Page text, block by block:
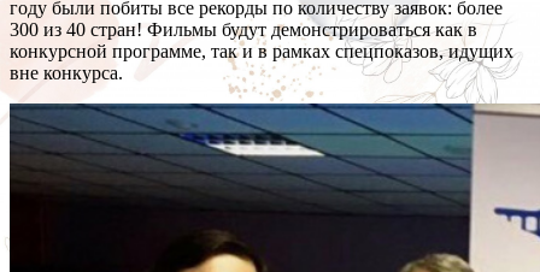
году были побиты все рекорды по количеству заявок: более
300 из 40 стран! Фильмы будут демонстрироваться как в
конкурсной программе, так и в рамках спецпоказов, идущих
вне конкурса.